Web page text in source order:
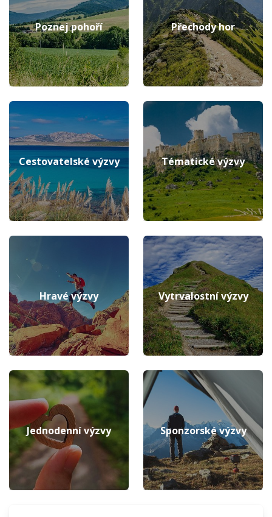
Poznej pohoří Přechody hor
Cestovatelské výzvy Tématické výzvy
Hravé výzvy Vytrvalostní výzvy
Jednodenní výzvy Sponzorské výzvy